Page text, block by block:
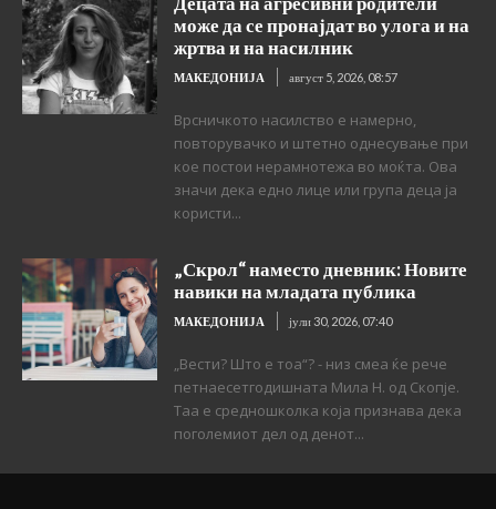
може да се пронајдат во улога и на
жртва и на насилник
МАКЕДОНИЈА август 5, 2026, 08:57
Врсничкото насилство е намерно,
повторувачко и штетно однесување при
кое постои нерамнотежа во моќта. Ова
значи дека едно лице или група деца ја
користи...
„Скрол“ наместо дневник: Новите
навики на младата публика
МАКЕДОНИЈА јули 30, 2026, 07:40
„Вести? Што е тоа“? - низ смеа ќе рече
петнаесетгодишната Мила Н. од Скопје.
Таа е средношколка која признава дека
поголемиот дел од денот...